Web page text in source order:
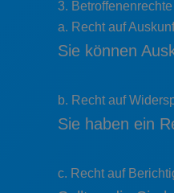
3. Betroffenenrechte
a. Recht auf
Sie können
b. Recht auf
Sie haben ein
c. Recht auf